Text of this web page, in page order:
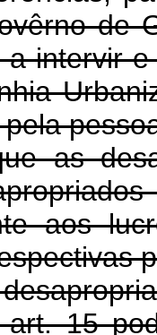
de
intervir
as
aos
15